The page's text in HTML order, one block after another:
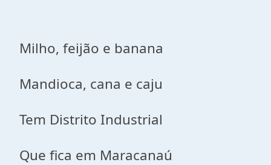
Milho, feijão e banana
Mandioca, cana e caju
Tem Distrito Industrial
Que fica em Maracanaú